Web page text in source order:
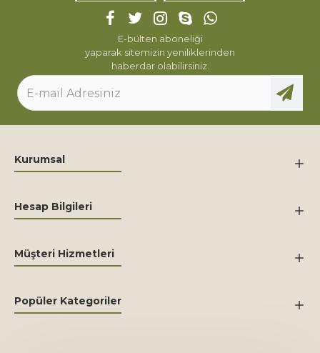
E-bülten aboneliği
yaparak sitemizin yeniliklerinden
haberdar olabilirsiniz.
Kurumsal
Hesap Bilgileri
Müşteri Hizmetleri
Popüler Kategoriler